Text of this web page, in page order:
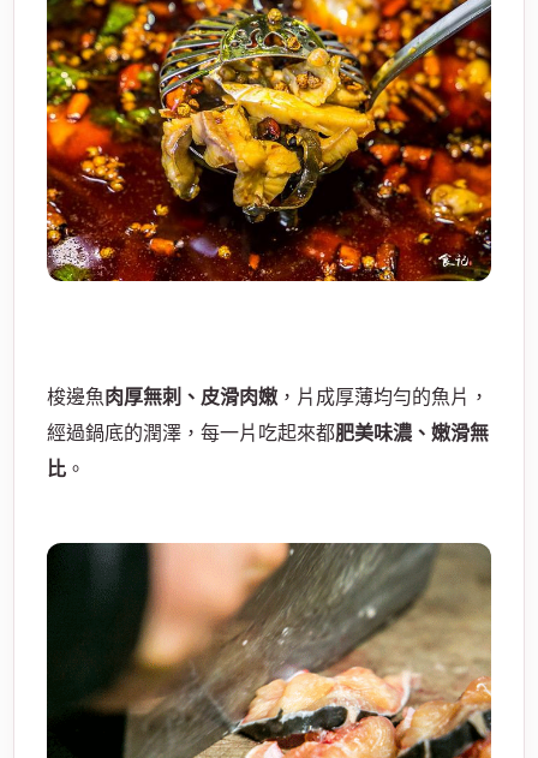
梭邊魚 肉厚無刺、皮滑肉嫩 ，片成厚薄均勻的魚片，
經過鍋底的潤澤，每一片吃起來都肥美味濃、嫩滑無
比 。